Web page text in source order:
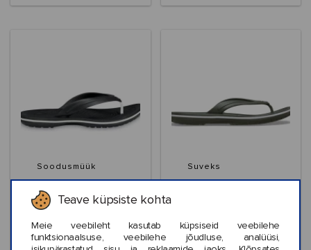
Teave küpsiste kohta
Meie veebileht kasutab küpsiseid veebilehe
funktsionaalsuse, veebilehe jõudluse, analüüsi,
Soodusmüük
Crocs™ Crocband Flip
Suveks